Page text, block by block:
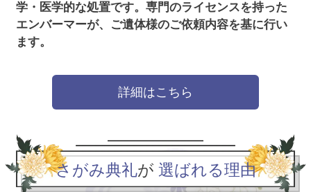
学・医学的な処置です。 専門のライセンスを持った
エンバーマーが、ご遺体様のご依頼内容を基に行い
ます。
詳細はこちら
さがみ典礼が 選ばれる理由